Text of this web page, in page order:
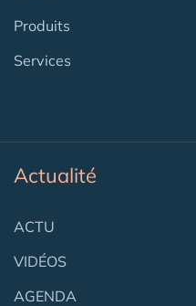
Produits
Services
Actualité
ACTU
VIDÉOS
AGENDA